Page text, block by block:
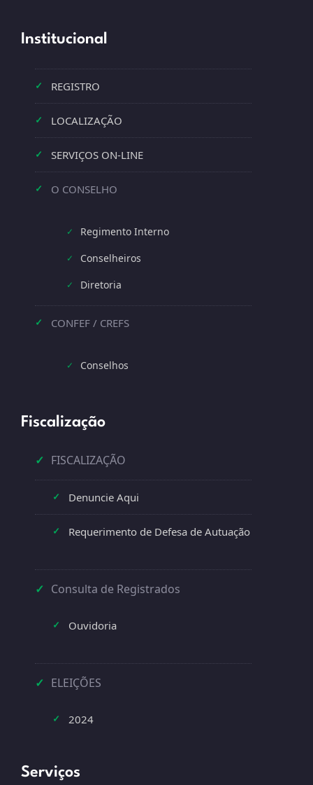
Institucional
✓ REGISTRO
✓ LOCALIZAÇÃO
✓ SERVIÇOS ON-LINE
✓ O CONSELHO
✓ Regimento Interno
✓ Conselheiros
✓ Diretoria
✓ CONFEF / CREFS
✓ Conselhos
Fiscalização
✓ FISCALIZAÇÃO
✓ Denuncie Aqui
✓ Requerimento de Defesa de Autuação
✓ Consulta de Registrados
✓ Ouvidoria
✓ ELEIÇÕES
✓ 2024
Serviços